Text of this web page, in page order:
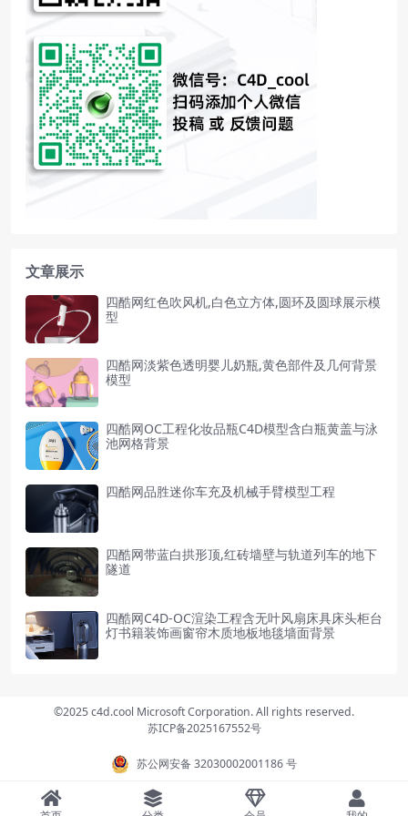
文章展示
四酷网红色吹风机,白色立方体,圆环及圆球展示模
型
四酷网淡紫色透明婴儿奶瓶,黄色部件及几何背景
模型
四酷网OC工程化妆品瓶C4D模型含白瓶黄盖与泳
池网格背景
四酷网品胜迷你车充及机械手臂模型工程
四酷网带蓝白拱形顶,红砖墙壁与轨道列车的地下
隧道
四酷网C4D-OC渲染工程含无叶风扇床具床头柜台
灯书籍装饰画窗帘木质地板地毯墙面背景
©2025 c4d.cool Microsoft Corporation. All rights reserved.
苏ICP备2025167552号
苏公网安备 32030002001186 号